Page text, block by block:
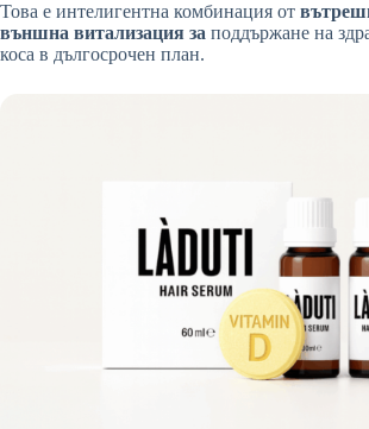
Това е интелигентна комбинация от
външна витализация за поддържане на
коса в дългосрочен план.